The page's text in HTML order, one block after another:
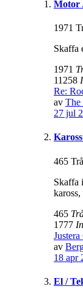
Motor
1971
Skaffa
1971
11258
Re:
av The
27 jul
465
Skaffa
465
1777
av
18 apr
El /